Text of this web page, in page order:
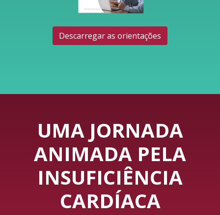
Descarregar as orientações
UMA JORNADA
ANIMADA PELA
INSUFICIÊNCIA
CARDÍACA